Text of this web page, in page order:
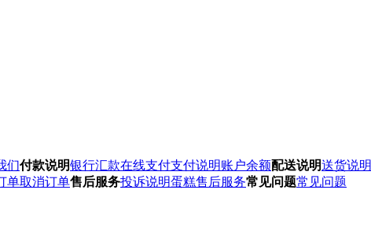
们付款说明银行汇款在线支付支付说明账户余额配送说明送货说明
单取消订单售后服务投诉说明蛋糕售后服务常见问题常见问题